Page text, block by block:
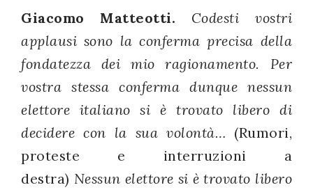
Giacomo Matteotti.
Codesti vostri
applausi sono la conferma precisa della
fondatezza dei mio ragionamento. Per
vostra stessa conferma dunque nessun
elettore italiano si è trovato libero di
decidere con la sua volontà… (Rumori,
proteste e interruzioni a
destra) Nessun elettore si è trovato libero